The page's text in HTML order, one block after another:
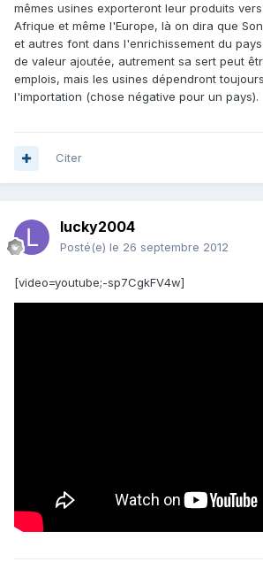
mêmes usines exporteront leur produits
Afrique et même l'Europe, là on dira que
et autres font dans l'enrichissement du
de valeur ajoutée, autrement sa sert peut
emplois, mais les usines dépendront
l'importation (chose négative pour un pays).
Citer
lucky2004
Posté(e) le 26 septembre 2012
[video=youtube;-sp7CgkFV4w]